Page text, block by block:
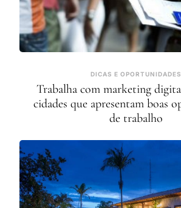
DICAS E OPORTUNIDADES
Trabalha com marketing
cidades que apresentam boas
de trabalho